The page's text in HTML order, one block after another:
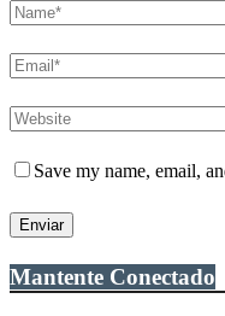
Save my name, email,
Mantente Conectado